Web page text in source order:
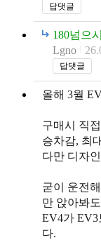
답댓글
180넘으
Lgno
답댓글
올해 3월
구매시 직
승차감, 최
다만 디자
굳이 운전
만 앉아봐도
EV4가 EV3
다.